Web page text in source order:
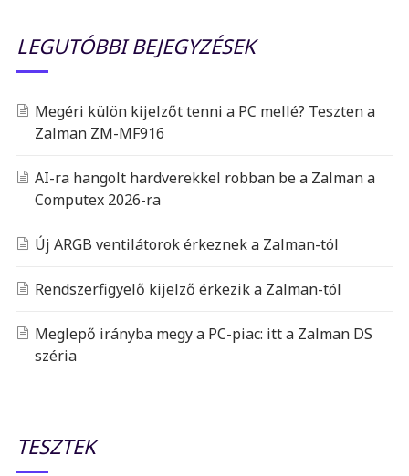
LEGUTÓBBI BEJEGYZÉSEK
Megéri külön kijelzőt tenni a PC mellé? Teszten a
Zalman ZM-MF916
AI-ra hangolt hardverekkel robban be a Zalman a
Computex 2026-ra
Új ARGB ventilátorok érkeznek a Zalman-tól
Rendszerfigyelő kijelző érkezik a Zalman-tól
Meglepő irányba megy a PC-piac: itt a Zalman DS
széria
TESZTEK